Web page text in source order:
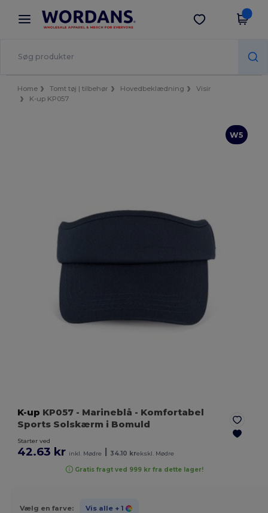
× Wordans-app
Bedre priser i appen!
Hent app
Home Tomt tøj | tilbehør Hovedbeklædning
Visir
K-up KP057
W5
K-up KP057 - Marineblå - Komfortabel
Sports Solskærm i Bomuld
Starter ved
42.63 kr inkl. Mødre 34.10 krekskl. Mødre
Gratis fragt ved 999 kr fra dette lager!
Vælg en farve: Vis alle + 1